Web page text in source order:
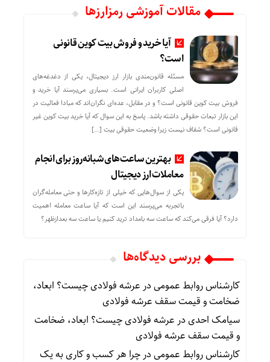
مقالات آموزشی رمزارزها
آیا خرید و فروش بیت کوین قانونی
است؟
مسئله قانون‌مندی بازار ارز دیجیتال، یکی از دغدغه‌های
اصلی کاربران ایرانی است. بسیاری می‌پرسند آیا خرید و
فروش بیت کوین قانونی است؟ و در مقابل، عده‌ای نگران‌اند که مبادا فعالیت در
این بازار تبعات حقوقی داشته باشد. پاسخ به این سوال که آیا خرید بیت کوین غیر
قانونی است؟ شفاف نیست زیرا وضعیت حقوقی بیت‌ […]
بهترین ساعت‌های شبانه‌روز برای انجام
معاملات ارز دیجیتال
یکی از سوال‌هایی که خیلی از تازه‌کارها و حتی معامله‌گران
باتجربه می‌پرسند این است که آیا ساعت معامله اهمیت
دارد؟ آیا فرقی می‌کند که ساعت سه بامداد ترید کنیم یا ساعت سه بعدازظهر؟
بررسی دیدگاه‌ها
کارشناس روابط عمومیدر عرشه فولادی چیست؟ ابعاد،
ضخامت و قیمت سقف عرشه فولادی
سیامک احدیدر عرشه فولادی چیست؟ ابعاد، ضخامت
و قیمت سقف عرشه فولادی
کارشناس روابط عمومیدرچرا هر کسب‌ و کاری به یک